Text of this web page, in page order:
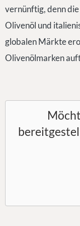
vernünftig, denn
Olivenöl und
globalen Märkte
Olivenölmarken